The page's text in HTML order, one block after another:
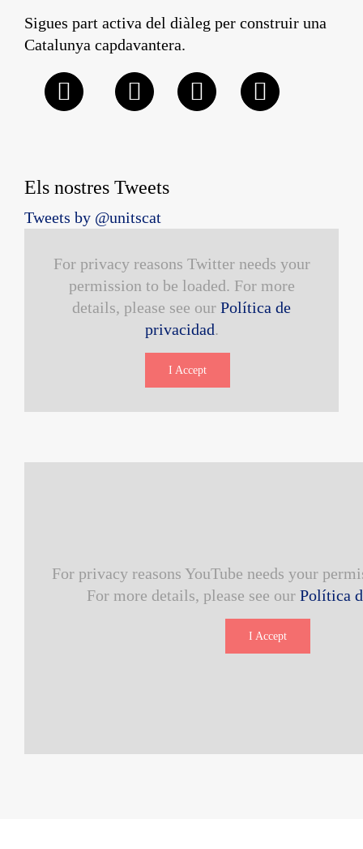
Sigues part activa del diàleg per construir una
Catalunya capdavantera.
Els nostres Tweets
Tweets by @unitscat
For privacy reasons Twitter needs your
permission to be loaded. For more
details, please see our Política de
privacidad.
I Accept
For privacy reasons YouTube needs your
For more details, please see our Política
I Accept